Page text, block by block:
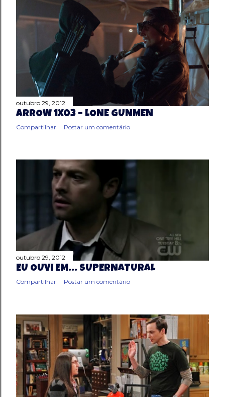
outubro 29, 2012
ARROW 1X03 – LONE GUNMEN
Compartilhar Postar um comentário
outubro 29, 2012
EU OUVI EM... SUPERNATURAL
Compartilhar Postar um comentário